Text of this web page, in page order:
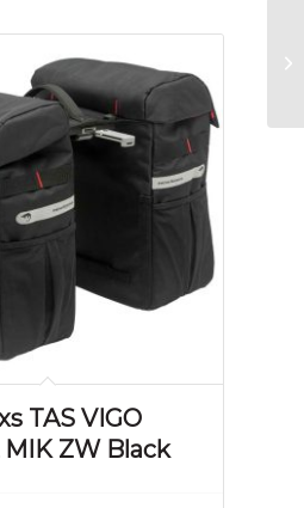
TAS VIGO
MIK ZW Black